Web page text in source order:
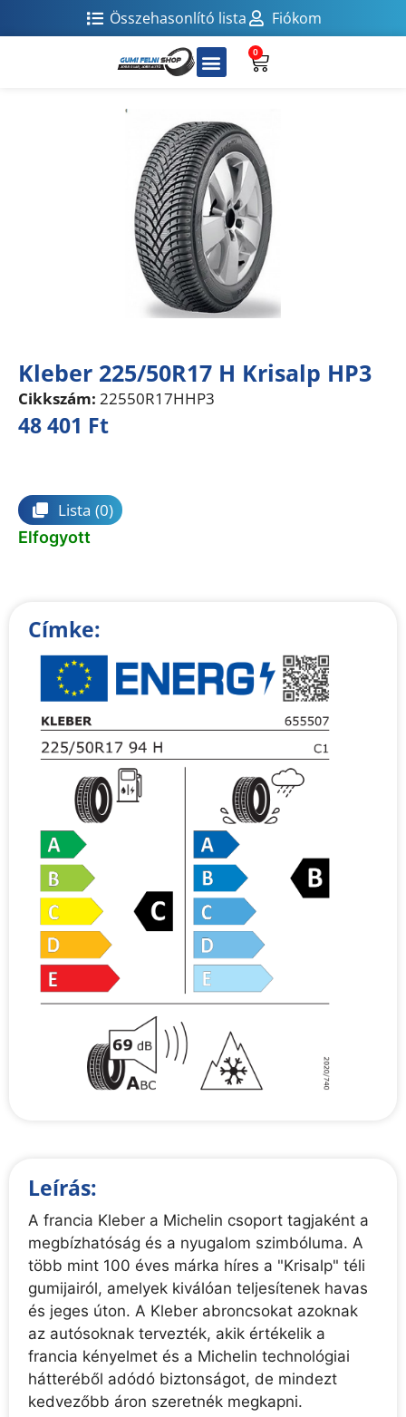
Összehasonlító lista Fiókom
0
Kleber 225/50R17 H Krisalp HP3
Cikkszám: 22550R17HHP3
48 401 Ft
Lista (0)
Elfogyott
Címke:
Leírás:
A francia Kleber a Michelin csoport tagjaként a
megbízhatóság és a nyugalom szimbóluma. A
több mint 100 éves márka híres a "Krisalp" téli
gumijairól, amelyek kiválóan teljesítenek havas
és jeges úton. A Kleber abroncsokat azoknak
az autósoknak tervezték, akik értékelik a
francia kényelmet és a Michelin technológiai
hátteréből adódó biztonságot, de mindezt
kedvezőbb áron szeretnék megkapni.